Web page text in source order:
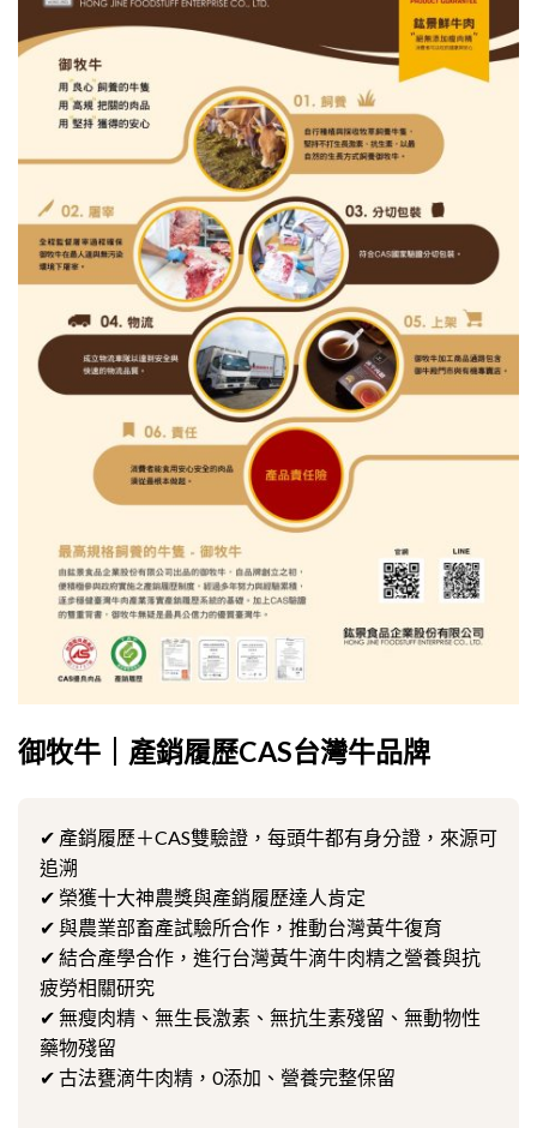
御牧牛｜產銷履歷CAS台灣牛品牌
✔ 產銷履歷＋CAS雙驗證，每頭牛都有身分證，來源可
追溯
✔ 榮獲十大神農獎與產銷履歷達人肯定
✔ 與農業部畜產試驗所合作，推動台灣黃牛復育
✔ 結合產學合作，進行台灣黃牛滴牛肉精之營養與抗
疲勞相關研究
✔ 無瘦肉精、無生長激素、無抗生素殘留、無動物性
藥物殘留
✔ 古法甕滴牛肉精，0添加、營養完整保留